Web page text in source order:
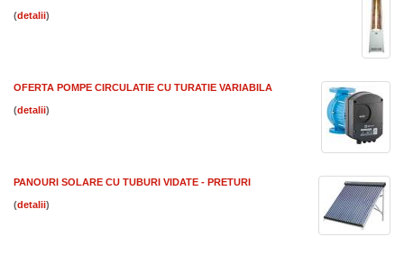
( )
OFERTA POMPE CIRCULATIE CU TURATIE VARIABILA
( )
PANOURI SOLARE CU TUBURI VIDATE - PRETURI
( )